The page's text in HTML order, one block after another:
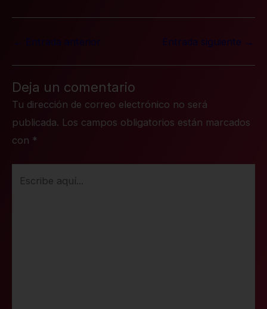
← Entrada anterior Entrada siguiente →
Deja un comentario
Tu dirección de correo electrónico no será
publicada. Los campos obligatorios están marcados
con *